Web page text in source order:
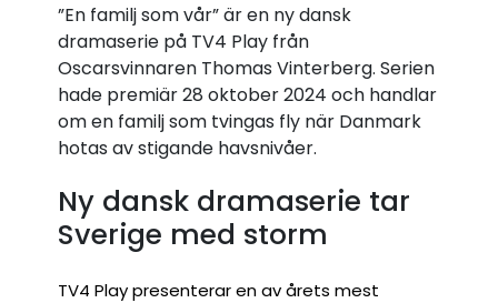
”En familj som vår” är en ny dansk
dramaserie på TV4 Play från
Oscarsvinnaren Thomas Vinterberg. Serien
hade premiär 28 oktober 2024 och handlar
om en familj som tvingas fly när Danmark
hotas av stigande havsnivåer.
Ny dansk dramaserie tar
Sverige med storm
TV4 Play presenterar en av årets mest